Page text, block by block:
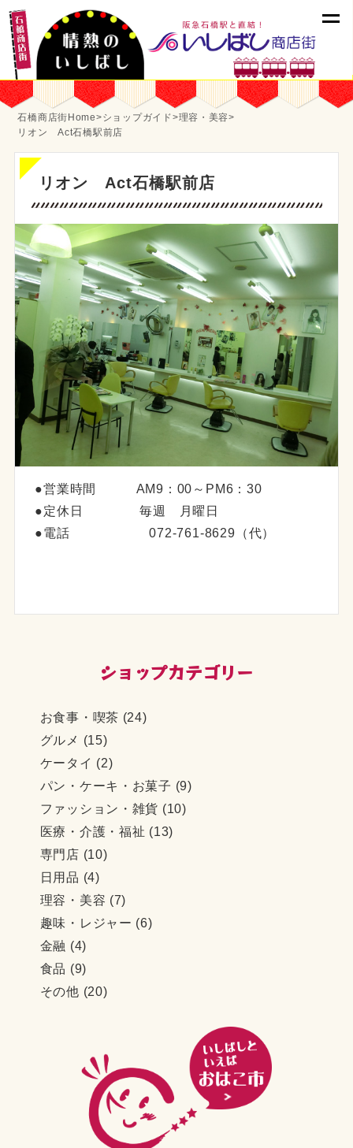
石橋商店街Home>ショップガイド>理容・美容>
リオン Act石橋駅前店
CATEGORIES
お食事・喫茶 (24)
グルメ (15)
ケータイ (2)
パン・ケーキ・お菓子 (9)
ファッション・雑貨 (10)
医療・介護・福祉 (13)
専門店 (10)
日用品 (4)
理容・美容 (7)
趣味・レジャー (6)
金融 (4)
食品 (9)
その他 (20)
リオン Act石橋駅前店
●営業時間 AM9：00～PM6：30
●定休日 毎週 月曜日
●電話 072-761-8629（代）